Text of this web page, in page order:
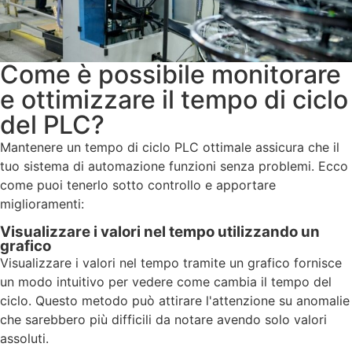
Come è possibile monitorare
e ottimizzare il tempo di ciclo
del PLC?
Mantenere un tempo di ciclo PLC ottimale assicura che il
tuo sistema di automazione funzioni senza problemi. Ecco
come puoi tenerlo sotto controllo e apportare
miglioramenti:
Visualizzare i valori nel tempo utilizzando un
grafico
Visualizzare i valori nel tempo tramite un grafico fornisce
un modo intuitivo per vedere come cambia il tempo del
ciclo. Questo metodo può attirare l'attenzione su anomalie
che sarebbero più difficili da notare avendo solo valori
assoluti.